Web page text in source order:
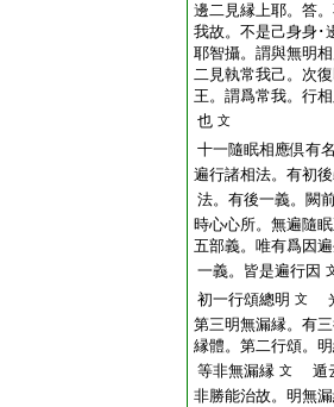
邊二見縁上耶。答
我故。不是己身身･
耶智攝。謂與無明
二見執常我己。次
王。謂爲常我。行
也 文
十一隨眠相應倶有
遍行諸相法。有初
法。有後一義。闕
時心心所。無遍隨
五部義。唯有爲因
一義。皆是遍行因
初一行頌總明 文
第三明無漏縁。有
縁體。第二行頌。
等非無漏縁 文
遁
非勝能治故。明無